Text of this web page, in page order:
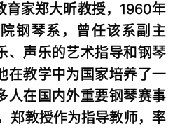
育家郑大昕教授，1960年
钢琴系，曾任该系副主
、声乐的艺术指导和钢琴
在教学中为国家培养了一
人在国内外重要钢琴赛事
郑教授作为指导教师，率